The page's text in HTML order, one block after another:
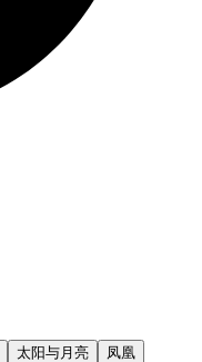
太阳与月亮 凤凰